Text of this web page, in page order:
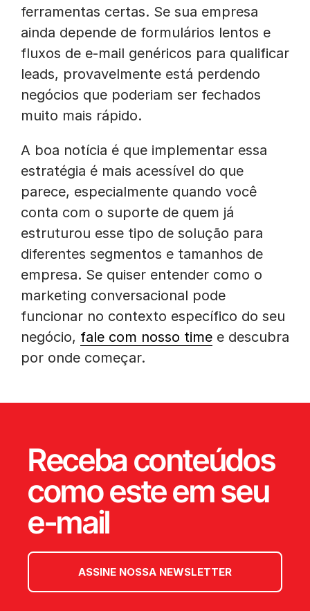
ferramentas certas. Se sua empresa
ainda depende de formulários lentos e
fluxos de e-mail genéricos para qualificar
leads, provavelmente está perdendo
negócios que poderiam ser fechados
muito mais rápido.
A boa notícia é que implementar essa
estratégia é mais acessível do que
parece, especialmente quando você
conta com o suporte de quem já
estruturou esse tipo de solução para
diferentes segmentos e tamanhos de
empresa. Se quiser entender como o
marketing conversacional pode
funcionar no contexto específico do seu
negócio, fale com nosso time e descubra
por onde começar.
Receba conteúdos
como este em seu
e-mail
ASSINE NOSSA NEWSLETTER